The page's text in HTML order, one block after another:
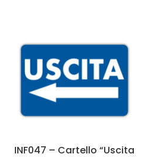
INF047 – Cartello “Uscita